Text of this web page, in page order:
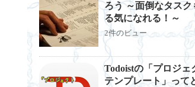
ろう ～面倒なタスク
る気になれる！～
2件のビュー
Todoistの「プロジェ
テンプレート」って